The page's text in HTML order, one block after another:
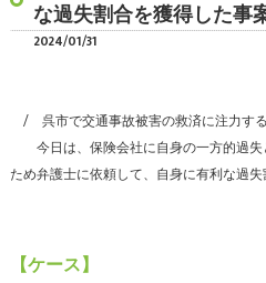
な過失割合を獲得した事
2024/01/31
呉市で交通事故被害の救済に注力す
今日は、保険会社に自身の一方的過失
ため弁護士に依頼して、自身に有利な過
【ケース】